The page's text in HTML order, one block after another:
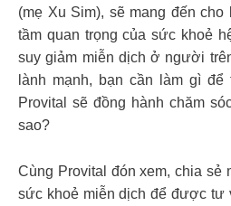
(mẹ Xu Sim), sẽ mang đến
tầm quan trọng của sức khoẻ
suy giảm miễn dịch ở người
lành mạnh, bạn cần làm gì
Provital sẽ đồng hành chăm
sao?
Cùng Provital đón xem, chia sẻ
sức khoẻ miễn dịch để được tư